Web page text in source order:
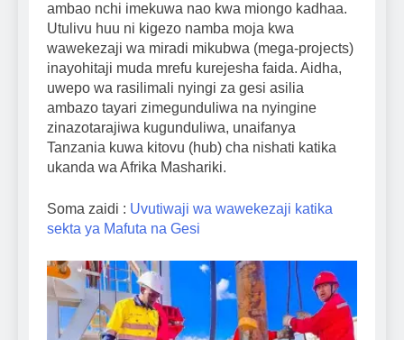
ambao nchi imekuwa nao kwa miongo kadhaa.
Utulivu huu ni kigezo namba moja kwa
wawekezaji wa miradi mikubwa (mega-projects)
inayohitaji muda mrefu kurejesha faida. Aidha,
uwepo wa rasilimali nyingi za gesi asilia
ambazo tayari zimegunduliwa na nyingine
zinazotarajiwa kugunduliwa, unaifanya
Tanzania kuwa kitovu (hub) cha nishati katika
ukanda wa Afrika Mashariki.
Soma zaidi : Uvutiwaji wa wawekezaji katika
sekta ya Mafuta na Gesi